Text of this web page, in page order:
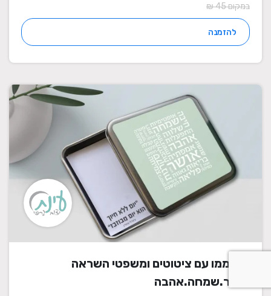
במקום 45 ₪
להזמנה
דפי ממו עם ציטוטים ומשפטי השראה
אושר.שמחה.אהבה